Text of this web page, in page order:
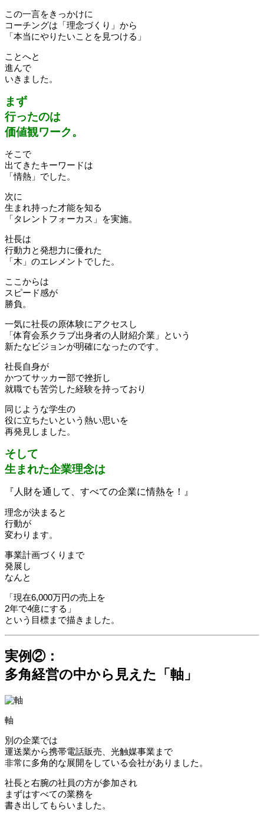
この一言をきっかけに
コーチングは「理念づくり」から
「本当にやりたいことを見つける」
ことへと
進んで
いきました。
まず
行ったのは
価値観ワーク。
そこで
出てきたキーワードは
「情熱」でした。
次に
生まれ持った才能を知る
「タレントフォーカス」を実施。
社長は
行動力と発想力に優れた
「木」のエレメントでした。
ここからは
スピード感が
勝負。
一気に社長の原体験にアクセスし
「体育会系クラブ出身者の人財紹介業」という
新たなビジョンが明確になったのです。
社長自身が
かつてサッカー部で挫折し
就職でも苦労した経験を持っており
同じような学生の
役に立ちたいという熱い思いを
再発見しました。
そして
生まれた企業理念は
『人財を通して、すべての企業に情熱を！』
理念が決まると
行動が
変わります。
事業計画づくりまで
発展し
なんと
「現在6,000万円の売上を
2年で4億にする」
という目標まで描きました。
実例②：
多角経営の中から見えた「軸」
軸
別の企業では
運送業から携帯電話販売、光触媒事業まで
非常に多角的な展開をしている会社がありました。
社長と右腕の社員の方が参加され
まずはすべての業務を
書き出してもらいました。